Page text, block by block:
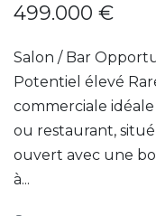
499.000 €
Salon / Bar
Potentiel élevé
commerciale
ou restaurant,
ouvert avec une
à...